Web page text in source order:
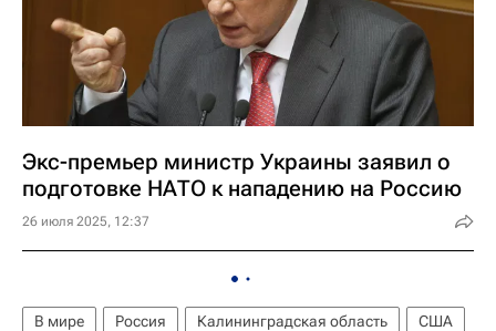
Экс-премьер министр Украины заявил о
подготовке НАТО к нападению на Россию
26 июля 2025, 12:37
В мире Россия Калининградская область
США